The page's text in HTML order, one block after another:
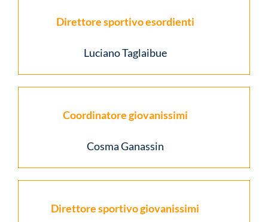
Direttore sportivo esordienti
Luciano Taglaibue
Coordinatore giovanissimi
Cosma Ganassin
Direttore sportivo giovanissimi